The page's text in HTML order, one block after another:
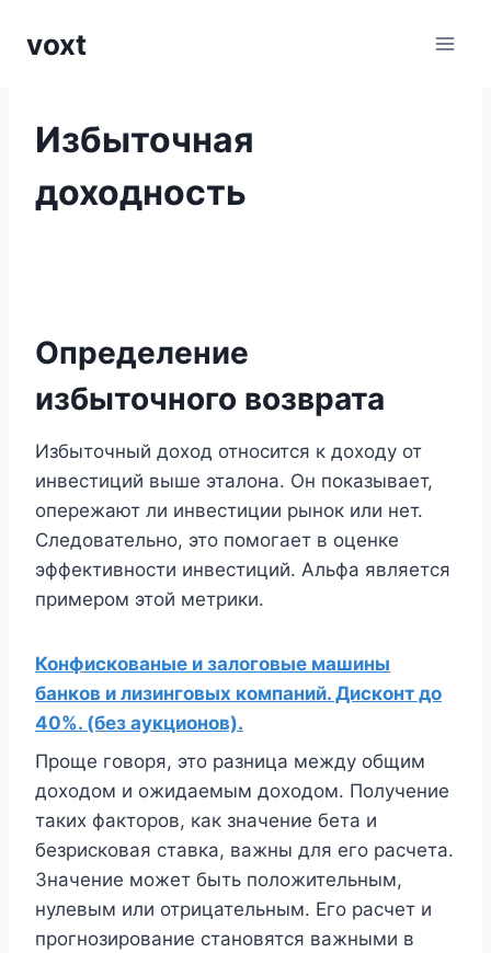
voxt
Избыточная
доходность
Определение
избыточного возврата
Избыточный доход относится к доходу от
инвестиций выше эталона. Он показывает,
опережают ли инвестиции рынок или нет.
Следовательно, это помогает в оценке
эффективности инвестиций. Альфа является
примером этой метрики.
Конфискованые и залоговые машины
банков и лизинговых компаний. Дисконт до
40%. (без аукционов).
Проще говоря, это разница между общим
доходом и ожидаемым доходом. Получение
таких факторов, как значение бета и
безрисковая ставка, важны для его расчета.
Значение может быть положительным,
нулевым или отрицательным. Его расчет и
прогнозирование становятся важными в